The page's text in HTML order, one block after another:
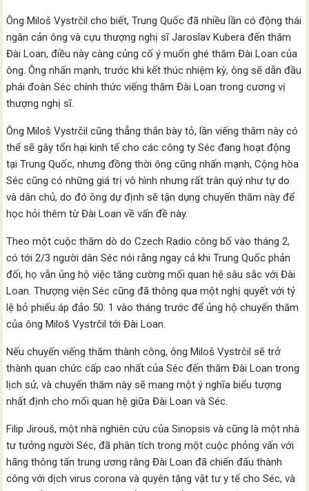
Ông Miloš Vystrčil cho biết, Trung Quốc đã nhiều lần có động thái
ngăn cản ông và cựu thượng nghị sĩ Jaroslav Kubera đến thăm
Đài Loan, điều này càng củng cố ý muốn ghé thăm Đài Loan của
ông. Ông nhấn mạnh, trước khi kết thúc nhiệm kỳ, ông sẽ dẫn đầu
phái đoàn Séc chính thức viếng thăm Đài Loan trong cương vị
thượng nghị sĩ.
Ông Miloš Vystrčil cũng thẳng thắn bày tỏ, lần viếng thăm này có
thể sẽ gây tổn hại kinh tế cho các công ty Séc đang hoạt động
tại Trung Quốc, nhưng đồng thời ông cũng nhấn mạnh, Cộng hòa
Séc cũng có những giá trị vô hình nhưng rất trân quý như tự do
và dân chủ, do đó ông dự định sẽ tận dụng chuyến thăm này để
học hỏi thêm từ Đài Loan về vấn đề này.
Theo một cuộc thăm dò do Czech Radio công bố vào tháng 2,
có tới 2/3 người dân Séc nói rằng ngay cả khi Trung Quốc phản
đối, họ vẫn ủng hộ việc tăng cường mối quan hệ sâu sắc với Đài
Loan. Thượng viện Séc cũng đã thông qua một nghị quyết với tỷ
lệ bỏ phiếu áp đảo 50: 1 vào tháng trước để ủng hộ chuyến thăm
của ông Miloš Vystrčil tới Đài Loan.
Nếu chuyến viếng thăm thành công, ông Miloš Vystrčil sẽ trở
thành quan chức cấp cao nhất của Séc đến thăm Đài Loan trong
lịch sử, và chuyến thăm này sẽ mang một ý nghĩa biểu tượng
nhất định cho mối quan hệ giữa Đài Loan và Séc.
Filip Jirouš, một nhà nghiên cứu của Sinopsis và cũng là một nhà
tư tưởng người Séc, đã phân tích trong một cuộc phỏng vấn với
hãng thông tấn trung ương rằng Đài Loan đã chiến đấu thành
công với dịch virus corona và quyên tặng vật tư y tế cho Séc, và